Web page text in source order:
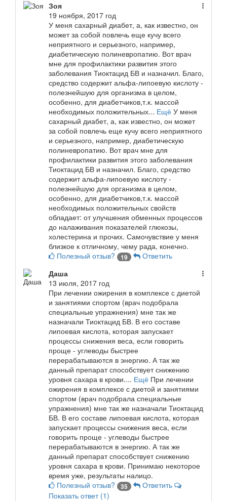
Зоя
19 ноября, 2017 год
У меня сахарный диабет, а, как известно, он
может за собой повлечь еще кучу всего
неприятного и серьезного, например,
диабетическую полиневропатию. Вот врач
мне для профилактики развития этого
заболевания Тиоктацид БВ и назначил. Благо,
средство содержит альфа-липоевую кислоту -
полезнейшую для организма в целом,
особенно, для диабетчиков,т.к. массой
необходимых положительных... Ещё У меня
сахарный диабет, а, как известно, он может
за собой повлечь еще кучу всего неприятного
и серьезного, например, диабетическую
полиневропатию. Вот врач мне для
профилактики развития этого заболевания
Тиоктацид БВ и назначил. Благо, средство
содержит альфа-липоевую кислоту -
полезнейшую для организма в целом,
особенно, для диабетчиков,т.к. массой
необходимых положительных свойств
обладает: от улучшения обменных процессов
до налаживания показателей глюкозы,
холестерина и прочих. Самочувствие у меня
близкое к отличному, чему рада, конечно.
Полезный отзыв?
19
Ответить
Даша
13 июля, 2017 год
При лечении ожирения в комплексе с диетой
и занятиями спортом (врач подобрала
специальные упражнения) мне так же
назначали Тиоктацид БВ. В его составе
липоевая кислота, которая запускает
процессы снижения веса, если говорить
проще - углеводы быстрее
перерабатываются в энергию. А так же
данный препарат способствует снижению
уровня сахара в крови.... Ещё При лечении
ожирения в комплексе с диетой и занятиями
спортом (врач подобрала специальные
упражнения) мне так же назначали Тиоктацид
БВ. В его составе липоевая кислота, которая
запускает процессы снижения веса, если
говорить проще - углеводы быстрее
перерабатываются в энергию. А так же
данный препарат способствует снижению
уровня сахара в крови. Принимаю некоторое
время уже, результаты налицо.
Полезный отзыв?
35
Ответить
Показать ответ (1)